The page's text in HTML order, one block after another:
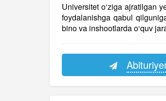
Universitet o‘ziga ajratilgan
foydalanishga qabul
bino va inshootlarda o‘quv